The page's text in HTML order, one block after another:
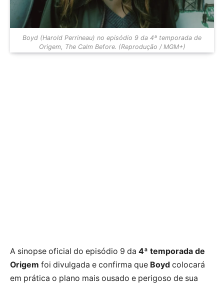
Boyd (Harold Perrineau) no episódio 9 da 4ª temporada de
Origem, The Calm Before. (Reprodução / MGM+)
A sinopse oficial do episódio 9 da 4ª temporada de
Origem foi divulgada e confirma que Boyd colocará
em prática o plano mais ousado e perigoso de sua